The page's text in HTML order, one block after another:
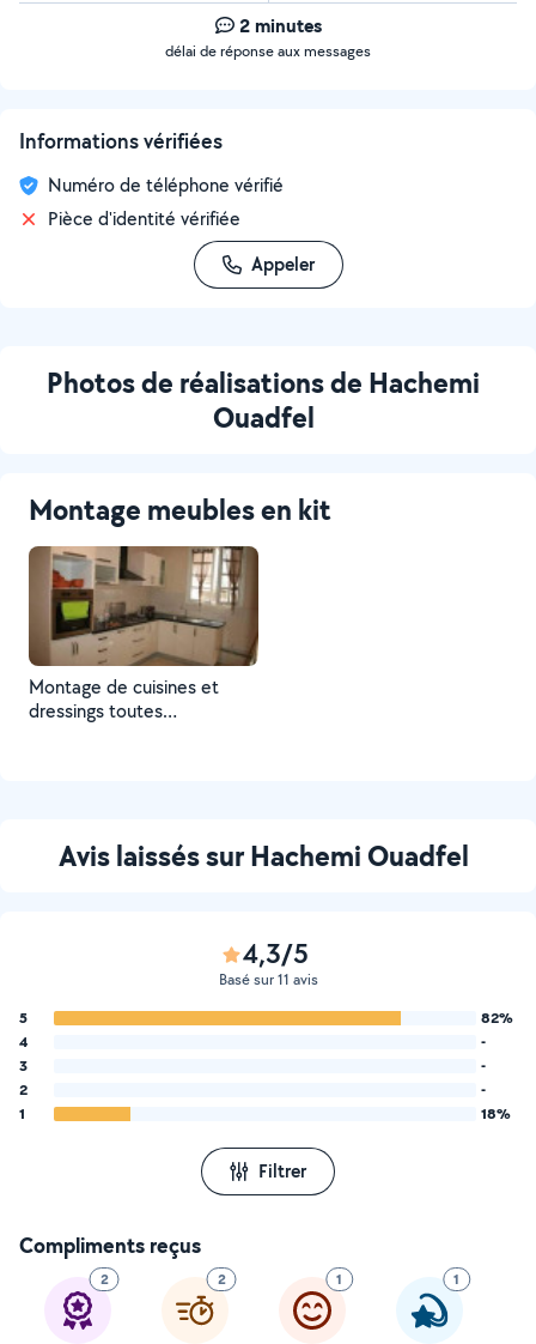
2 minutes
délai de réponse aux messages
Informations vérifiées
Numéro de téléphone vérifié
Pièce d'identité vérifiée
Appeler
Photos de réalisations de Hachemi
Ouadfel
Montage meubles en kit
Montage de cuisines et
dressings toutes
Avis laissés sur Hachemi Ouadfel
4,3/5
Basé sur 11 avis
5
82%
4
-
3
-
2
-
1
18%
Filtrer
Compliments reçus
2 2 1 1